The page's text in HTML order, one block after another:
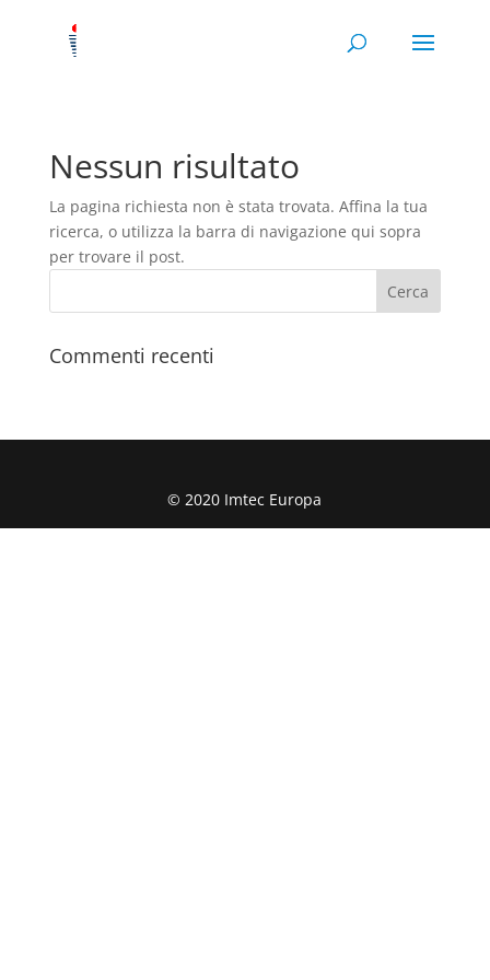
Nessun risultato
La pagina richiesta non è stata trovata. Affina la tua
ricerca, o utilizza la barra di navigazione qui sopra
per trovare il post.
Commenti recenti
© 2020 Imtec Europa